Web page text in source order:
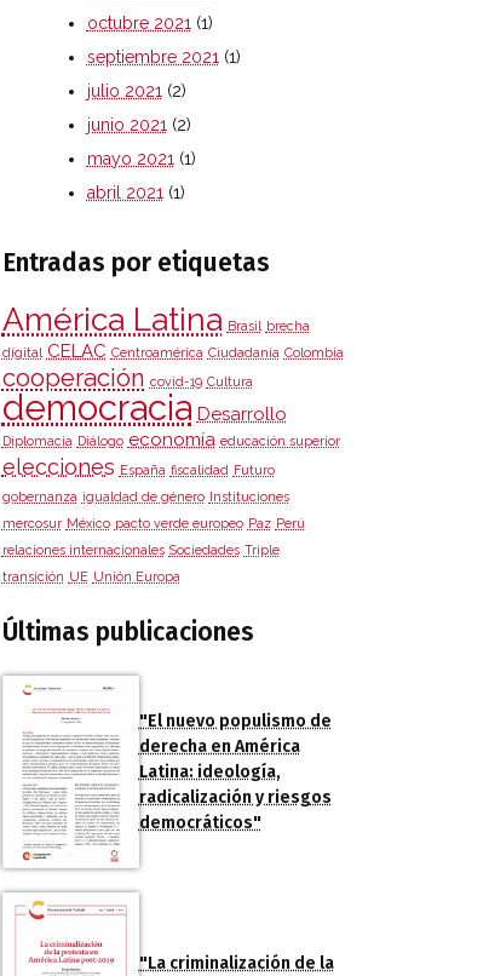
octubre 2021 (1)
septiembre 2021 (1)
julio 2021 (2)
junio 2021 (2)
mayo 2021 (1)
abril 2021 (1)
Entradas por etiquetas
América Latina Brasil brecha
digital CELAC Centroamérica Ciudadanía Colombia
cooperación covid-19 Cultura
democracia Desarrollo
Diplomacia Diálogo economía educación superior
elecciones España fiscalidad Futuro
gobernanza igualdad de género Instituciones
mercosur México pacto verde europeo Paz Perú
relaciones internacionales Sociedades Triple
transición UE Unión Europa
Últimas publicaciones
"El nuevo populismo de
derecha en América
Latina: ideología,
radicalización y riesgos
democráticos"
"La criminalización de la